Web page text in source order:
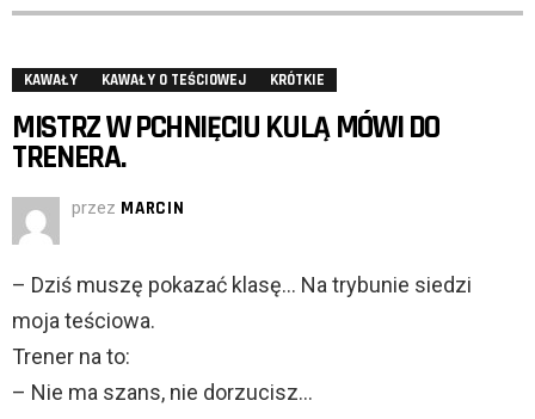
KAWAŁY KAWAŁY O TEŚCIOWEJ KRÓTKIE
MISTRZ W PCHNIĘCIU KULĄ MÓWI DO
TRENERA.
przez MARCIN
– Dziś muszę pokazać klasę… Na trybunie siedzi
moja teściowa.
Trener na to:
– Nie ma szans, nie dorzucisz…